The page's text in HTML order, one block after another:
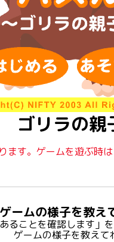
ゴリラの親
す。ゲームを遊ぶ時
ゲームの様子を教え
ることを確認します」
ゲームの様子を教えて